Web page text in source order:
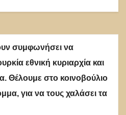
συμφωνήσει να
εθνική κυριαρχία και
Θέλουμε στο κοινοβούλιο
για να τους χαλάσει τα